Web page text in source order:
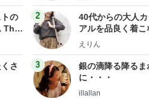
の
The
さ
2
40代からの大人
アルを品良く着こ
ファッションブロ
えりん
3
銀の滴降る降るま
に・・・
illallan